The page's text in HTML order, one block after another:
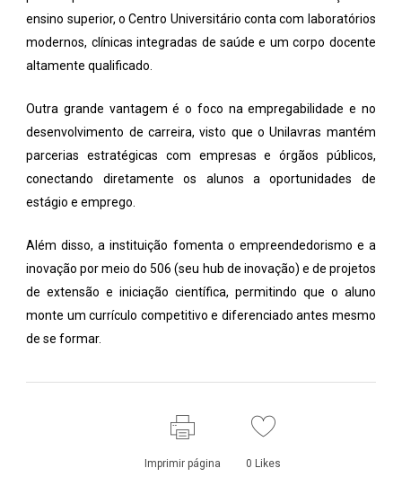
ensino superior, o Centro Universitário conta com laboratórios
modernos, clínicas integradas de saúde e um corpo docente
altamente qualificado.
Outra grande vantagem é o foco na empregabilidade e no
desenvolvimento de carreira, visto que o Unilavras mantém
parcerias estratégicas com empresas e órgãos públicos,
conectando diretamente os alunos a oportunidades de
estágio e emprego.
Além disso, a instituição fomenta o empreendedorismo e a
inovação por meio do 506 (seu hub de inovação) e de projetos
de extensão e iniciação científica, permitindo que o aluno
monte um currículo competitivo e diferenciado antes mesmo
de se formar.
Imprimir página 0 Likes